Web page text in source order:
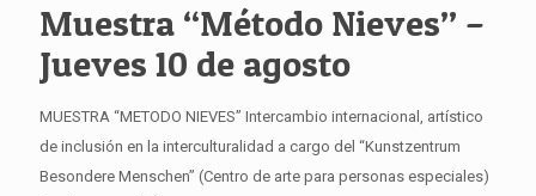
Muestra “Método Nieves” –
Jueves 10 de agosto
MUESTRA “METODO NIEVES” Intercambio internacional, artístico
de inclusión en la interculturalidad a cargo del “Kunstzentrum
Besondere Menschen” (Centro de arte para personas especiales)